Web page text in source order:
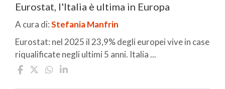
Eurostat, l'Italia è ultima in Europa
A cura di:Stefania Manfrin
Eurostat: nel 2025 il 23,9% degli europei vive in case
riqualificate negli ultimi 5 anni. Italia ...